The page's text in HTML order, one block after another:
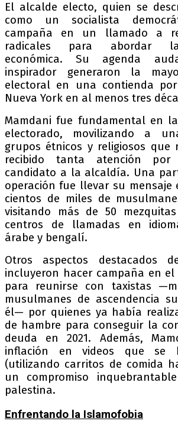
El alcalde electo, quien se
como un socialista
campaña en un llamado a
radicales para abordar la
económica. Su agenda
inspirador generaron la
electoral en una contienda
Nueva York en al menos tres
Mamdani fue fundamental en
electorado, movilizando a
grupos étnicos y religiosos que
recibido tanta atención
candidato a la alcaldía. Una
operación fue llevar su mensaje
cientos de miles de
visitando más de 50
centros de llamadas en
árabe y bengalí.
Otros aspectos destacados
incluyeron hacer campaña en
para reunirse con taxistas
musulmanes de ascendencia
él— por quienes ya había
de hambre para conseguir la
deuda en 2021. Además,
inflación en videos que se
(utilizando carritos de comida
un compromiso
palestina.
Enfrentando la Islamofobia